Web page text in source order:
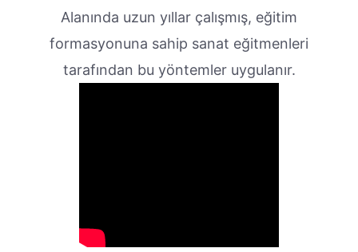
Alanında uzun yıllar çalışmış, eğitim
formasyonuna sahip sanat eğitmenleri
tarafından bu yöntemler uygulanır.